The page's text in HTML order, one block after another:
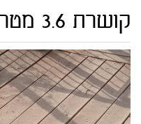
קושרת 3.6 מטר